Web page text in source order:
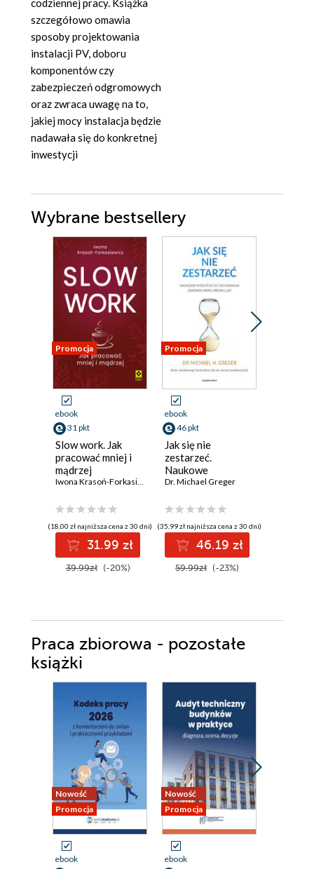
codziennej pracy. Książka
szczegółowo omawia
sposoby projektowania
instalacji PV, doboru
komponentów czy
zabezpieczeń odgromowych
oraz zwraca uwagę na to,
jakiej mocy instalacja będzie
nadawała się do konkretnej
inwestycji
Wybrane bestsellery
Promocja
ebook
31 pkt
Slow work. Jak
pracować mniej i
mądrzej
Iwona Krasoń-Forkasiewicz
(18,00 zł najniższa cena z 30 dni)
31.99 zł
39.99zł (-20%)
Promocja
ebook
46 pkt
Jak się nie
zestarzeć.
Naukowe
podejście do
zdrowia mimo
upływu lat
Dr. Michael Greger
(35,99 zł najniższa cena z 30 dni)
46.19 zł
59.99zł (-23%)
Praca zbiorowa - pozostałe
książki
Nowość
Promocja
ebook
Nowość
Promocja
ebook